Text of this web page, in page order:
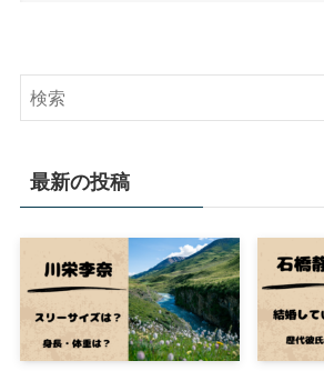
最新の投稿